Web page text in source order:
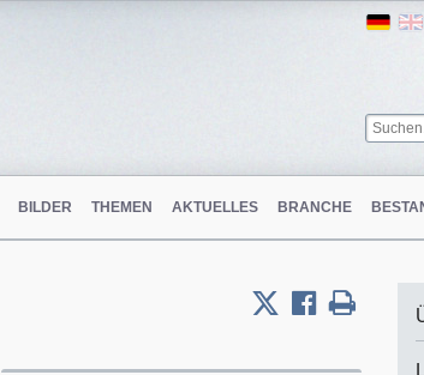
BILDER THEMEN AKTUELLES BRANCHE